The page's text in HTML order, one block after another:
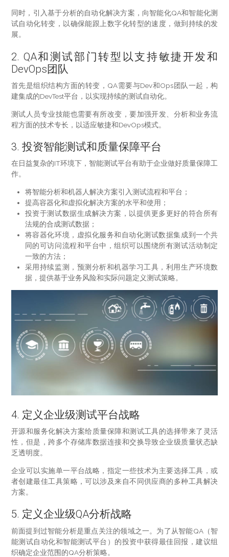
同时，引入基于分析的自动化解决方案，向智能化QA和智能化测
试自动化转变，以确保能跟上数字化转型的速度，做到持续的发
展。
2. QA和测试部门转型以支持敏捷开发和
DevOps团队
首先是组织结构方面的转变，QA需要与Dev和Ops团队一起，构
建集成的DevTest平台，以实现持续的测试自动化。
测试人员专业技能也需要有所改变，要加强开发、分析和业务流
程方面的技术专长，以适应敏捷和DevOps模式。
3. 投资智能测试和质量保障平台
在日益复杂的IT环境下，智能测试平台有助于企业做好质量保障工
作。
将智能分析和机器人解决方案引入测试流程和平台；
提高容器化和虚拟化解决方案的水平和使用；
投资于测试数据生成解决方案，以提供更多更好的符合所有
法规的合成测试数据；
将容器化环境，虚拟化服务和自动化测试数据集成到一个共
同的可访问流程和平台中，组织可以围绕所有测试活动制定
一致的方法；
采用持续监测，预测分析和机器学习工具，利用生产环境数
据，提供基于业务风险和实际问题定义测试策略。
4. 定义企业级测试平台战略
开源和服务化解决方案给质量保障和测试工具的选择带来了灵活
性，但是，跨多个存储库数据连接和交换导致企业级质量状态缺
乏透明度。
企业可以实施单一平台战略，指定一些技术为主要选择工具，或
者创建最佳工具策略，可以涉及来自不同供应商的多种工具解决
方案。
5. 定义企业级QA分析战略
前面提到过智能分析是重点关注的领域之一。为了从智能QA（智
能测试自动化和智能测试平台）的投资中获得最佳回报，建议组
织确定企业范围的QA分析策略。